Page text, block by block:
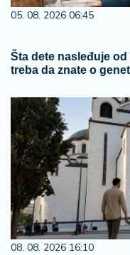
05. 08. 2026 06:45
Šta dete nasleđuje
treba da znate o
08. 08. 2026 16:10